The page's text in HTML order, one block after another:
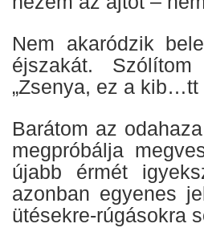
Nem akaródzik
éjszakát.
„Zsenya, ez a kib…tt
Barátom az
megpróbálja
újabb érmét
azonban egyenes
ütésekre-rúgásokra